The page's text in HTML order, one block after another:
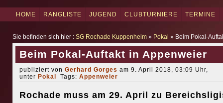
HOME RANGLISTE JUGEND CLUBTURNIERE TERMINE
Sie befinden sich hier : SG Rochade Kuppenheim» Pokal » Beim Pokal-
Beim Pokal-Auftakt in Appenweier
publiziert von Gerhard Gorges am 9. April 2018, 03:09 Uhr,
unter Pokal Tags: Appenweier
Rochade muss am 29. April zu